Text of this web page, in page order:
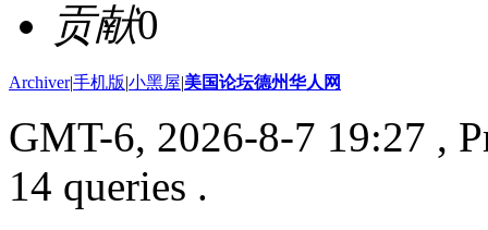
贡献0
Archiver|手机版|小黑屋|美国论坛德州华人网
GMT-6, 2026-8-7 19:27 ,
14 queries .